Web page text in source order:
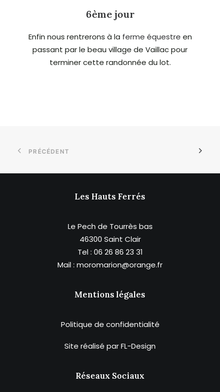
6ème jour
Enfin nous rentrerons à la ferme équestre en
passant par le beau village de Vaillac pour
terminer cette randonnée du lot.
PRÉCÉDENT
Les Hauts Ferrés
Le Pech de Tourrès bas
46300 Saint Clair
Tel : 06 26 86 23 31
Mail : moromarion@orange.fr
Mentions légales
Politique de confidentialité
Site réalisé parFL-Design
Réseaux Sociaux